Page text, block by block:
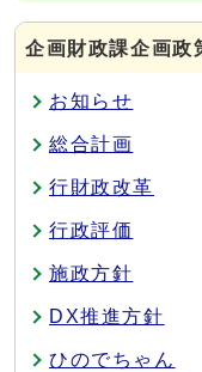
企画財政課企画政
お知らせ
総合計画
行財政改革
行政評価
施政方針
DX推進方針
ひのでちゃん